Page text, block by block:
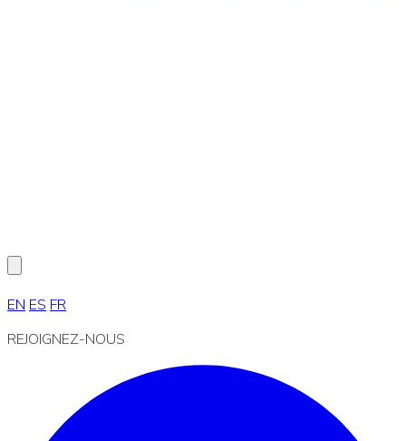
EN ES FR
REJOIGNEZ-NOUS